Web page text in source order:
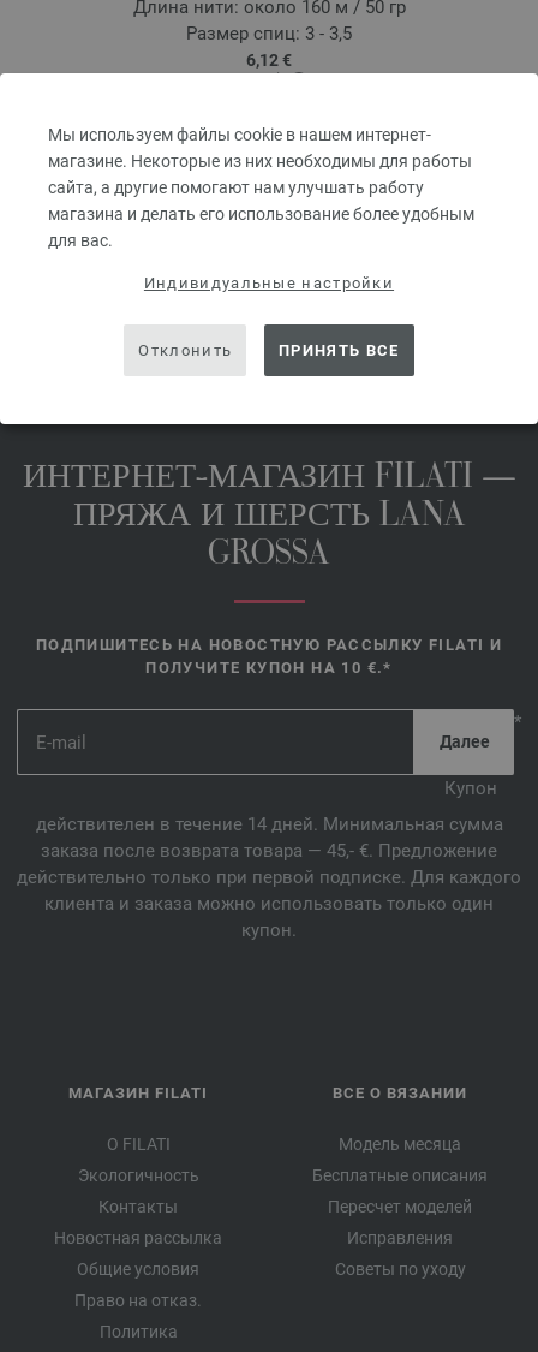
Мы используем файлы cookie в нашем интернет-
магазине. Некоторые из них необходимы для работы
сайта, а другие помогают нам улучшать работу
магазина и делать его использование более удобным
для вас.
Индивидуальные настройки
Отклонить ПРИНЯТЬ ВСЕ
Длина нити: около 160 м / 50 гр
Размер спиц: 3 - 3,5
6,12 €
prev next
ПОДЕЛИТЬСЯ ЭТОЙ СТРАНИЦЕЙ
ИНТЕРНЕТ-МАГАЗИН FILATI —
ПРЯЖА И ШЕРСТЬ LANA
GROSSA
ПОДПИШИТЕСЬ НА НОВОСТНУЮ РАССЫЛКУ FILATI И
ПОЛУЧИТЕ КУПОН НА 10 €.*
*
Купон
действителен в течение 14 дней. Минимальная сумма
заказа после возврата товара — 45,- €. Предложение
действительно только при первой подписке. Для каждого
клиента и заказа можно использовать только один
купон.
МАГАЗИН FILATI
О FILATI
Экологичность
Контакты
Новостная рассылка
Общие условия
Право на отказ.
Политика
ВСЕ О ВЯЗАНИИ
Модель месяца
Бесплатные описания
Пересчет моделей
Исправления
Советы по уходу